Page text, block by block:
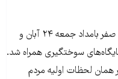
اولین واکنش‌های اعتراضی از همان ساعت صفر بامداد جمعه ۲۴ آبان و
سوخت­گیری همراه شد.
همان لحظات اولیه مردم